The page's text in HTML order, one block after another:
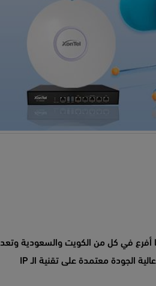
أفرع في كل من الكويت والسعودية وتعد
زونتل تكنولوجي الشركة الأولى عربياً في مجال تصنيع وتطوير أجهزة اتصالات عالية الجودة معتمدة على تقنية الـ IP